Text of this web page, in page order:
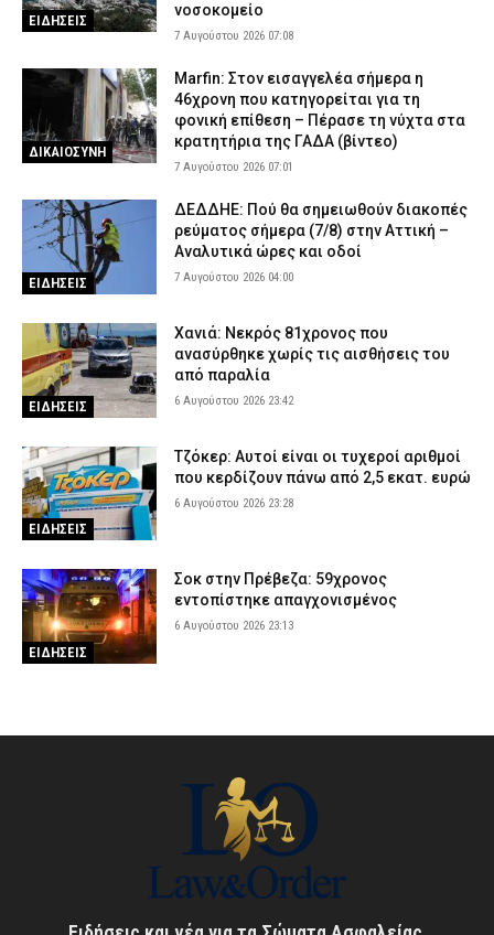
ΕΙΔΗΣΕΙΣ
νοσοκομείο
7 Αυγούστου 2026 07:08
ΔΙΚΑΙΟΣΥΝΗ
Marfin: Στον εισαγγελέα σήμερα η
46χρονη που κατηγορείται για τη
φονική επίθεση – Πέρασε τη νύχτα στα
κρατητήρια της ΓΑΔΑ (βίντεο)
7 Αυγούστου 2026 07:01
ΕΙΔΗΣΕΙΣ
ΔΕΔΔΗΕ: Πού θα σημειωθούν διακοπές
ρεύματος σήμερα (7/8) στην Αττική –
Αναλυτικά ώρες και οδοί
7 Αυγούστου 2026 04:00
ΕΙΔΗΣΕΙΣ
Χανιά: Νεκρός 81χρονος που
ανασύρθηκε χωρίς τις αισθήσεις του
από παραλία
6 Αυγούστου 2026 23:42
ΕΙΔΗΣΕΙΣ
Τζόκερ: Αυτοί είναι οι τυχεροί αριθμοί
που κερδίζουν πάνω από 2,5 εκατ. ευρώ
6 Αυγούστου 2026 23:28
ΕΙΔΗΣΕΙΣ
Σοκ στην Πρέβεζα: 59χρονος
εντοπίστηκε απαγχονισμένος
6 Αυγούστου 2026 23:13